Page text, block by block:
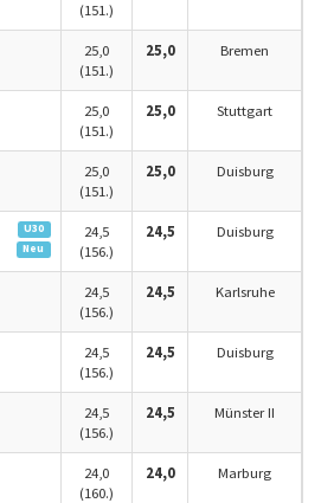
(151.)
25,0
(151.)
25,0 Bremen
25,0
(151.)
25,0 Stuttgart
25,0
(151.)
25,0 Duisburg
U30
Neu
24,5
(156.)
24,5 Duisburg
24,5
(156.)
24,5 Karlsruhe
24,5
(156.)
24,5 Duisburg
24,5
(156.)
24,5 Münster II
24,0
(160.)
24,0 Marburg